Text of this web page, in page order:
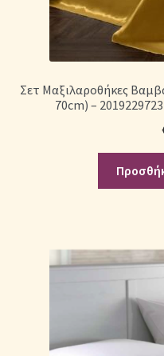
Σετ Μαξιλαροθήκες
70cm) –